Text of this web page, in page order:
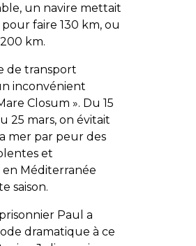
un navire mettait
faire 130 km, ou
km.
de transport
inconvénient
Closum ». Du 15
25 mars, on évitait
mer par peur des
et
en Méditerranée
saison.
Paul a
dramatique à ce